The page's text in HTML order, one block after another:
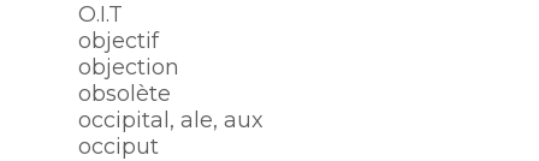
O.I.T
objectif
objection
obsolète
occipital, ale, aux
occiput